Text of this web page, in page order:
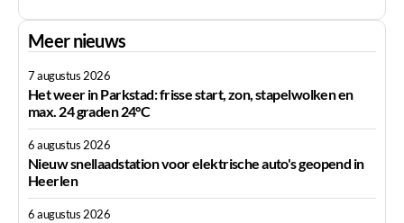
Meer nieuws
7 augustus 2026
Het weer in Parkstad: frisse start, zon, stapelwolken en
max. 24 graden 24°C
6 augustus 2026
Nieuw snellaadstation voor elektrische auto's geopend in
Heerlen
6 augustus 2026